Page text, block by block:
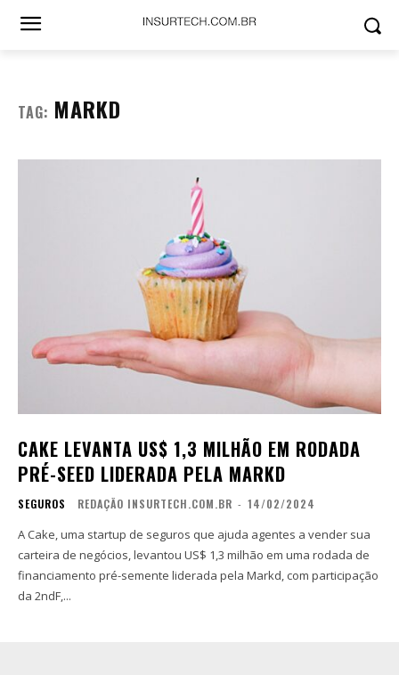
TAG: MARKD
CAKE LEVANTA US$ 1,3 MILHÃO EM RODADA
PRÉ-SEED LIDERADA PELA MARKD
SEGUROS REDAÇÃO INSURTECH.COM.BR - 14/02/2024
A Cake, uma startup de seguros que ajuda agentes a vender sua
carteira de negócios, levantou US$ 1,3 milhão em uma rodada de
financiamento pré-semente liderada pela Markd, com participação
da 2ndF,...